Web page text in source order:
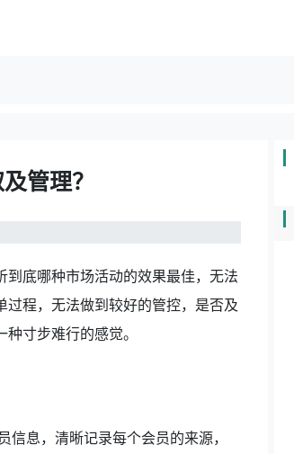
管理？
底哪种市场活动的效果最佳，无法
程，无法做到较好的管控，是否及
寸步难行的感觉。
息，清晰记录每个会员的来源，